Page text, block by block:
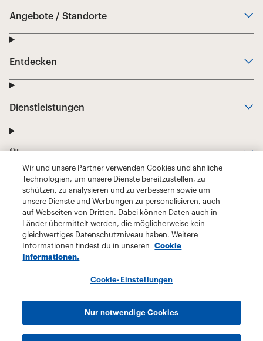
Wir und unsere Partner verwenden Cookies und ähnliche
Technologien, um unsere Dienste bereitzustellen, zu
schützen, zu analysieren und zu verbessern sowie um
unsere Dienste und Werbungen zu personalisieren, auch
auf Webseiten von Dritten. Dabei können Daten auch in
Länder übermittelt werden, die möglicherweise kein
gleichwertiges Datenschutzniveau haben. Weitere
Informationen findest du in unseren
Cookie
Informationen.
Cookie-Einstellungen
Nur notwendige Cookies